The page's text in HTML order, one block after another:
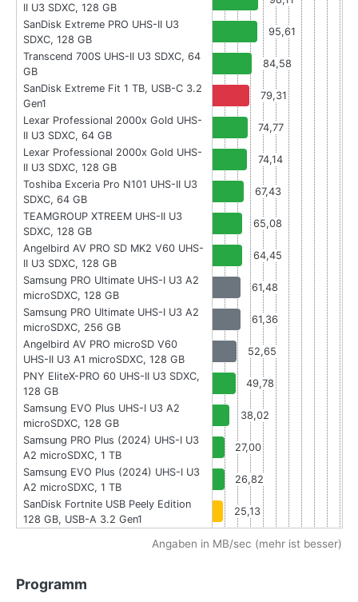
II U3 SDXC, 128 GB
SanDisk Extreme PRO UHS-II U3
SDXC, 128 GB
95,61
Transcend 700S UHS-II U3 SDXC, 64
GB
84,58
SanDisk Extreme Fit 1 TB, USB-C 3.2
Gen1
79,31
Lexar Professional 2000x Gold UHS-
II U3 SDXC, 64 GB
74,77
Lexar Professional 2000x Gold UHS-
II U3 SDXC, 128 GB
74,14
Toshiba Exceria Pro N101 UHS-II U3
SDXC, 64 GB
67,43
TEAMGROUP XTREEM UHS-II U3
SDXC, 128 GB
65,08
Angelbird AV PRO SD MK2 V60 UHS-
II U3 SDXC, 128 GB
64,45
Samsung PRO Ultimate UHS-I U3 A2
microSDXC, 128 GB
61,48
Samsung PRO Ultimate UHS-I U3 A2
microSDXC, 256 GB
61,36
Angelbird AV PRO microSD V60
UHS-II U3 A1 microSDXC, 128 GB
52,65
PNY EliteX-PRO 60 UHS-II U3 SDXC,
128 GB
49,78
Samsung EVO Plus UHS-I U3 A2
microSDXC, 128 GB
38,02
Samsung PRO Plus (2024) UHS-I U3
A2 microSDXC, 1 TB
27,00
Samsung EVO Plus (2024) UHS-I U3
A2 microSDXC, 1 TB
26,82
SanDisk Fortnite USB Peely Edition
128 GB, USB-A 3.2 Gen1
25,13
Angaben in MB/sec (mehr ist besser)
Programm